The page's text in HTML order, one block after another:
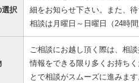
選択
細をお知らせ下さい。また、
相談は月曜日～日曜日（24時間
ご相談にお越し頂く際は、相
情報をできる限り多くお持ち
とで相談がスムーズに進みます